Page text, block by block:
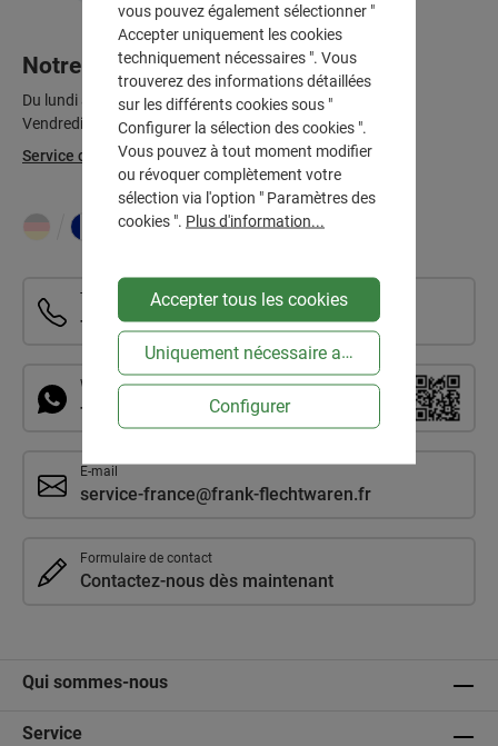
Notre service après-ventes
Du lundi au jeudi, de 7 h à 12 h et de 13 h à 16 h
Vendredi de 7 h à 13 h
Service clientèle
:
Téléphone
+49 6391 - 915135
WhatsApp
+4963919150
E-mail
service-france@frank-flechtwaren.fr
Formulaire de contact
Contactez-nous dès maintenant
Qui sommes-nous
Service
vous pouvez également sélectionner "
Accepter uniquement les cookies
techniquement nécessaires ". Vous
trouverez des informations détaillées
sur les différents cookies sous "
Configurer la sélection des cookies ".
Vous pouvez à tout moment modifier
ou révoquer complètement votre
sélection via l'option " Paramètres des
cookies ". Plus d'information...
Accepter tous les cookies
Uniquement nécessaire au niveau technique
Configurer